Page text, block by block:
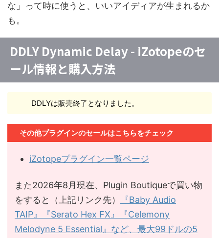
な」って時に使うと、いいアイディアが生まれるか
も。
DDLY Dynamic Delay - iZotopeのセ
ール情報と購入方法
DDLYは販売終了となりました。
その他プラグインのセールはこちらをチェック
iZotopeプラグイン一覧ページ
また2026年8月現在、Plugin Boutiqueで買い物
をすると（上記リンク先）
『Baby Audio
TAIP』『Serato Hex FX』『Celemony
Melodyne 5 Essential』など、最大99ドルの5